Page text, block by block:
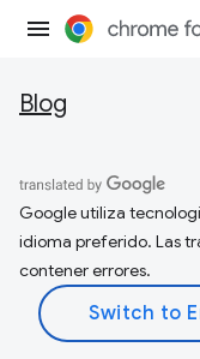
Blog
Google utiliza
idioma preferido. Las
contener errores.